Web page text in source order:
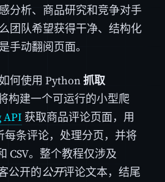
分析、商品研究和竞争对手
团队希望获得干净、结构化
手动翻阅页面。
何使用 Python抓取
构建一个可运行的小型爬
API 获取商品评论页面，用
条评论，处理分页，并将
CSV。整个教程仅涉及
公开的公开评论文本，结尾